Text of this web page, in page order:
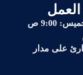
السبت – الخميس: 9:00 ص
على مدار